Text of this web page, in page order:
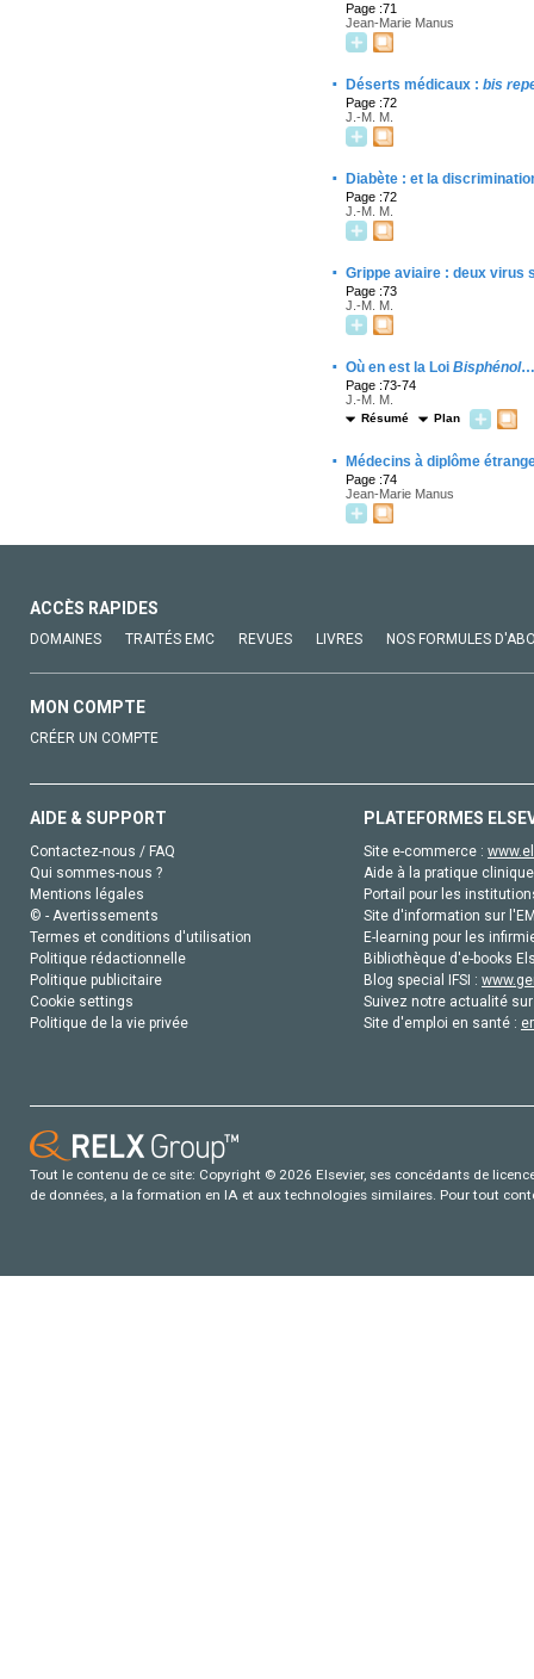
Page :71
Jean-Marie Manus
· Déserts médicaux : bis
Page :72
J.-M. M.
· Diabète : et la
Page :72
J.-M. M.
· Grippe aviaire : deux virus
Page :73
J.-M. M.
· Où en est la Loi Bisphénol…
Page :73-74
J.-M. M.
Résumé Plan
· Médecins à diplôme
Page :74
Jean-Marie Manus
ACCÈS RAPIDES
DOMAINES TRAITÉS EMC REVUES LIVRES NOS FORMULES
MON COMPTE
CRÉER UN COMPTE
AIDE & SUPPORT
Contactez-nous / FAQ
Qui sommes-nous ?
Mentions légales
© - Avertissements
Termes et conditions d'utilisation
Politique rédactionnelle
Politique publicitaire
Cookie settings
Politique de la vie privée
PLATEFORMES
Site e-commerce :
Aide à la pratique
Portail pour les
Site d'information sur
E-learning pour les
Bibliothèque d'e-books
Blog special IFSI :
Suivez notre actualité
Site d'emploi en santé :
Tout le contenu de ce site: Copyright © 2026 Elsevier, ses concédants de
de données, a la formation en IA et aux technologies similaires. Pour tout